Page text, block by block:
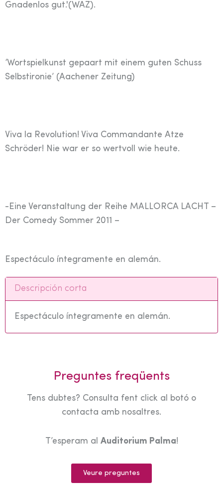
Gnadenlos gut.'(WAZ).
‘Wortspielkunst gepaart mit einem guten Schuss
Selbstironie’ (Aachener Zeitung)
Viva la Revolution! Viva Commandante Atze
Schröder! Nie war er so wertvoll wie heute.
-Eine Veranstaltung der Reihe MALLORCA LACHT –
Der Comedy Sommer 2011 –
Espectáculo íntegramente en alemán.
Descripción corta
Espectáculo íntegramente en alemán.
Preguntes freqüents
Tens dubtes? Consulta fent click al botó o
contacta amb nosaltres.
T’esperam al Auditorium Palma!
Veure preguntes